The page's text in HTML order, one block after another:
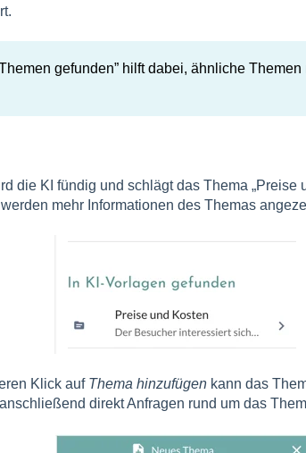
gefunden” hilft dabei, ähnliche
die KI fündig und schlägt das Thema „Preise
mehr Informationen des Themas
Klick auf Thema hinzufügenkann das
direkt Anfragen rund um das